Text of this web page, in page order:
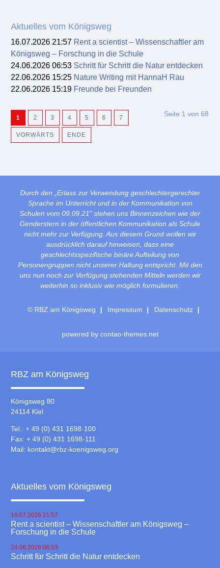
Aktuelles vom Königsweg
16.07.2026 21:57 Rent a scientist – Wissenschaftler am
Königsweg – Forschung in die Schule
24.06.2026 06:53 Schritt für Schritt die Natur entdecken
22.06.2026 15:25 Nature Writing mit HannaH Rau
22.06.2026 15:19 Freunde bei Freunden
Seite 1 von 68
1 2 3 4 5 6 7
VORWÄRTS ENDE
Durch den „Erlass zur Verwendung geschlechtergerechter
Sprache im Unterricht und in der Kommunikation von
Schulen vom 09.09.21" stehen uns Binnenzeichen wie der
Genderstern in der öffentlichen Kommunikation als Schule
nicht mehr zur Verfügung. Aus diesem Grund wollen wir
ausdrücklich darauf hinweisen, dass eine
geschlechtsspezifische binäre Aufteilung von
Personengruppen nicht unserer Haltung entspricht. Mit den
uns nun noch zur Verfügung stehenden Mitteln werden wir
weiterhin so inklusiv wie möglich formulieren.
© RBZ am Königsweg Impressum Datenschutz
powered by contao-themes.net
RBZ am Königsweg
Königsweg 80
24114 Kiel
Tel.: + 49 (0) 431 1698-100
Fax: + 49 (0) 431 1698-111
Mail: kontakt@rbz-koenigsweg.org
Aktuelles vom Königsweg
16.07.2026 21:57
Rent a scientist – Wissenschaftler am Königsweg –
Forschung in die Schule
24.06.2026 06:53
Schritt für Schritt die Natur entdecken